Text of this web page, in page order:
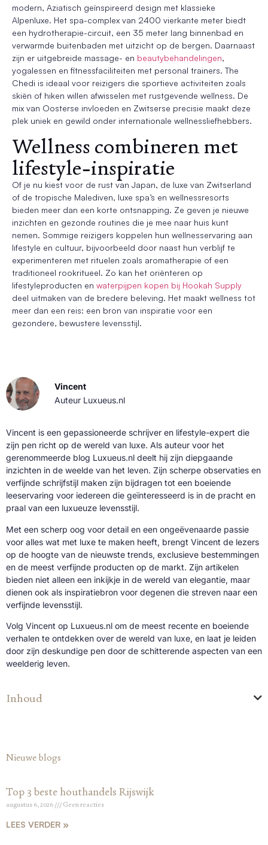
modern, Aziatisch geïnspireerd design met klassieke
Alpenluxe. Het spa-complex van 2400 vierkante meter biedt
een hydrotherapie-circuit, een 35 meter lang binnenbad en
verwarmde buitenbaden met uitzicht op de bergen. Daarnaast
zijn er uitgebreide massage- en beautybehandelingen,
yogalessen en fitnessfaciliteiten met personal trainers. The
Chedi is ideaal voor reizigers die sportieve activiteiten zoals
skiën of hiken willen afwisselen met rustgevende wellness. De
mix van Oosterse invloeden en Zwitserse precisie maakt deze
plek uniek en gewild onder internationale wellnessliefhebbers.
Wellness combineren met
lifestyle-inspiratie
Of je nu kiest voor de rust van Japan, de luxe van Zwitserland
of de tropische Malediven, luxe spa’s en wellnessresorts
bieden meer dan een korte ontsnapping. Ze geven je nieuwe
inzichten en gezonde routines die je mee naar huis kunt
nemen. Sommige reizigers koppelen hun wellnesservaring aan
lifestyle en cultuur, bijvoorbeeld door naast hun verblijf te
experimenteren met rituelen zoals aromatherapie of een
traditioneel rookritueel. Zo kan het oriënteren op
lifestyleproducten en waterpijpen kopen bij Hookah Supply
deel uitmaken van de bredere beleving. Het maakt wellness tot
meer dan een reis: een bron van inspiratie voor een
gezondere, bewustere levensstijl.
Vincent
Auteur Luxueus.nl
Vincent is een gepassioneerde schrijver en lifestyle-expert die
zijn pen richt op de wereld van luxe. Als auteur voor het
gerenommeerde blog Luxueus.nl deelt hij zijn diepgaande
inzichten in de weelde van het leven. Zijn scherpe observaties en
verfijnde schrijfstijl maken zijn bijdragen tot een boeiende
leeservaring voor iedereen die geïnteresseerd is in de pracht en
praal van een luxueuze levensstijl.
Met een scherp oog voor detail en een ongeëvenaarde passie
voor alles wat met luxe te maken heeft, brengt Vincent de lezers
op de hoogte van de nieuwste trends, exclusieve bestemmingen
en de meest verfijnde producten op de markt. Zijn artikelen
bieden niet alleen een inkijkje in de wereld van elegantie, maar
dienen ook als inspiratiebron voor degenen die streven naar een
verfijnde levensstijl.
Volg Vincent op Luxueus.nl om de meest recente en boeiende
verhalen te ontdekken over de wereld van luxe, en laat je leiden
door zijn deskundige pen door de schitterende aspecten van een
weelderig leven.
Inhoud
Nieuwe blogs
Top 3 beste houthandels Rijswijk
augustus 6, 2026 Geen reacties
LEES VERDER »